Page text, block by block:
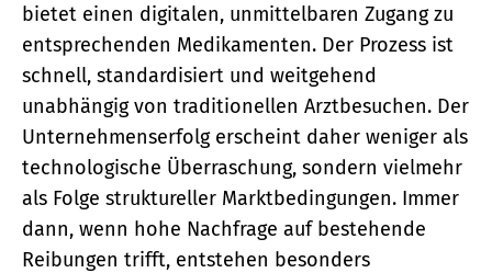
bietet einen digitalen, unmittelbaren Zugang zu
entsprechenden Medikamenten. Der Prozess ist
schnell, standardisiert und weitgehend
unabhängig von traditionellen Arztbesuchen. Der
Unternehmenserfolg erscheint daher weniger als
technologische Überraschung, sondern vielmehr
als Folge struktureller Marktbedingungen. Immer
dann, wenn hohe Nachfrage auf bestehende
Reibungen trifft, entstehen besonders